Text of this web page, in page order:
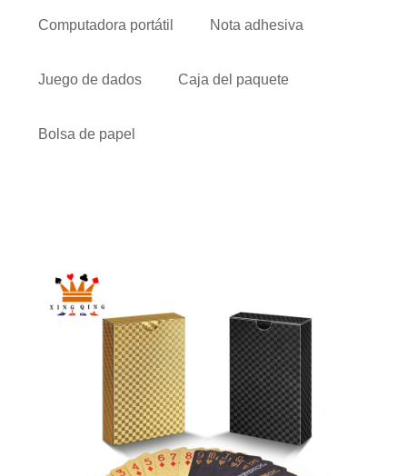
Computadora portátil Nota adhesiva
Juego de dados Caja del paquete
Bolsa de papel